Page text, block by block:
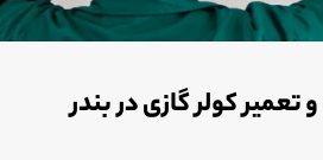
کولر گازی در بندر